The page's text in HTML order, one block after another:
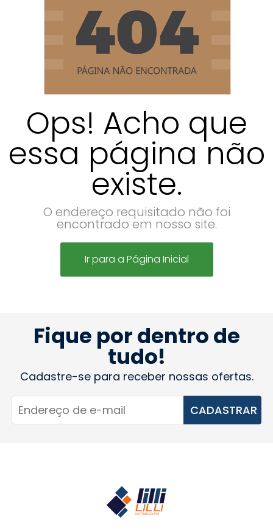
Ops! Acho que
essa página não
existe.
O endereço requisitado não foi
encontrado em nosso site.
Ir para a Página Inicial
Fique por dentro de
tudo!
Cadastre-se para receber nossas ofertas.
CADASTRAR